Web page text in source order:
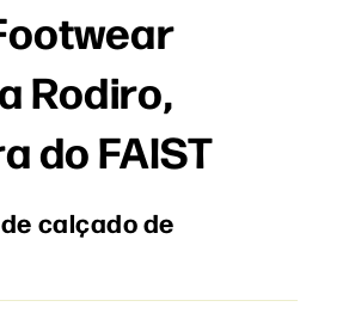
Rodiro,
do FAIST
calçado de